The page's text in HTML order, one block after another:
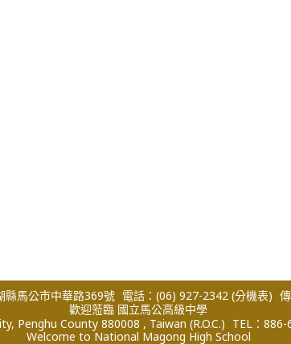
馬公市中華路369號 電話：(06) 927-2342 (分機表)
歡迎蒞臨 國立馬公高級中學
Penghu County 880008 , Taiwan (R.O.C.) TEL：
Welcome to National Magong High School